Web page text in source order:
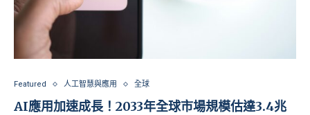
Featured 人工智慧與應用 全球
AI應用加速成長！2033年全球市場規模估達3.4兆